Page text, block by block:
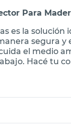
Para
es la solución
segura y
el medio
Hacé tu